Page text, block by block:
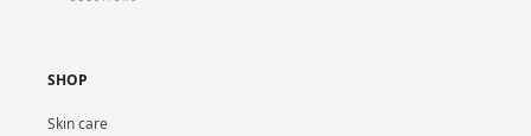
SHOP
Skin care